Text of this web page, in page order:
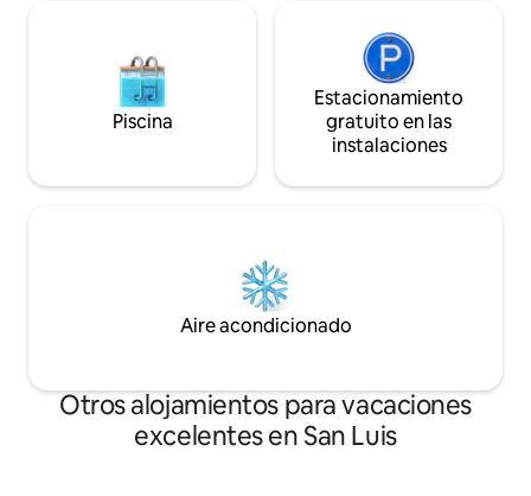
Piscina
Estacionamiento
gratuito en las
instalaciones
Aire acondicionado
Otros alojamientos para vacaciones
excelentes en San Luis